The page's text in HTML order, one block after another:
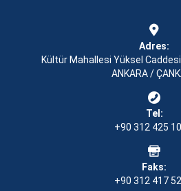
Adres:
Kültür Mahallesi Yüksel Caddesi
ANKARA /
Tel:
+90 312 425
Faks:
+90 312 417